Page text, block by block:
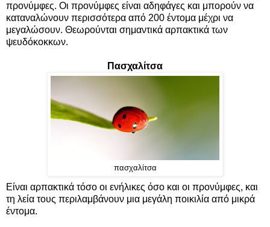
προνύμφες. Οι προνύμφες είναι αδηφάγες και μπορούν να
καταναλώνουν περισσότερα από 200 έντομα μέχρι να
μεγαλώσουν. Θεωρούνται σημαντικά αρπακτικά των
ψευδόκοκκων.
Πασχαλίτσα
πασχαλίτσα
Είναι αρπακτικά τόσο οι ενήλικες όσο και οι προνύμφες, και
τη λεία τους περιλαμβάνουν μια μεγάλη ποικιλία από μικρά
έντομα.